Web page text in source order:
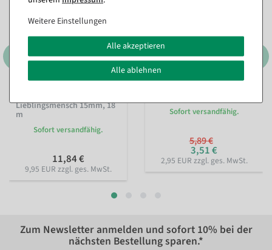
Lieblingsmensch 15mm, 18
m
Sofort versandfähig.
11,84 €
9,95 EUR zzgl. ges. MwSt.
Sofort versandfähig.
5,89 €
3,51 €
2,95 EUR zzgl. ges. MwSt.
Zum Newsletter anmelden und sofort 10% bei der
nächsten Bestellung sparen.*
Weitere Einstellungen
Alle akzeptieren
Alle ablehnen